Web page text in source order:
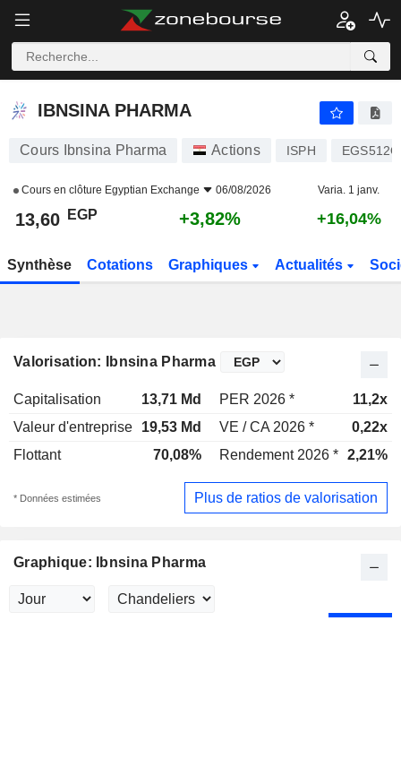
IBNSINA PHARMA
IBNSINA PHARMA
Cours Ibnsina Pharma Actions ISPH
Cours en clôture Egyptian Exchange 06/08/2026 Varia. 1 janv.
13,60 EGP +3,82% +16,04%
Synthèse Cotations Graphiques Actualités
Valorisation: Ibnsina Pharma
Capitalisation 13,71 Md PER 2026 *
11,2x
Valeur d'entreprise
19,53 Md VE / CA 2026 *
0,22x
Flottant
70,08% Rendement 2026 * 2,21%
* Données estimées Plus de ratios de valorisation
Graphique: Ibnsina Pharma